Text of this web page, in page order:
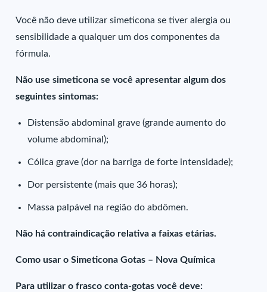
Você não deve utilizar simeticona se tiver alergia ou
sensibilidade a qualquer um dos componentes da
fórmula.
Não use simeticona se você apresentar algum dos
seguintes sintomas:
Distensão abdominal grave (grande aumento do
volume abdominal);
Cólica grave (dor na barriga de forte intensidade);
Dor persistente (mais que 36 horas);
Massa palpável na região do abdômen.
Não há contraindicação relativa a faixas etárias.
Como usar o Simeticona Gotas – Nova Química
Para utilizar o frasco conta-gotas você deve: